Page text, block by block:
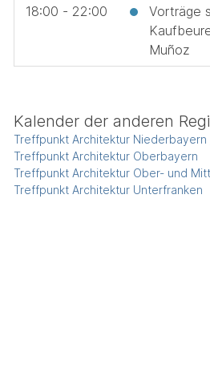
18:00 - 22:00
Vorträge
Muñoz
Kalender der anderen
Treffpunkt Architektur
Treffpunkt Architektur Oberbayern
Treffpunkt Architektur Ober- und
Treffpunkt Architektur Unterfranken